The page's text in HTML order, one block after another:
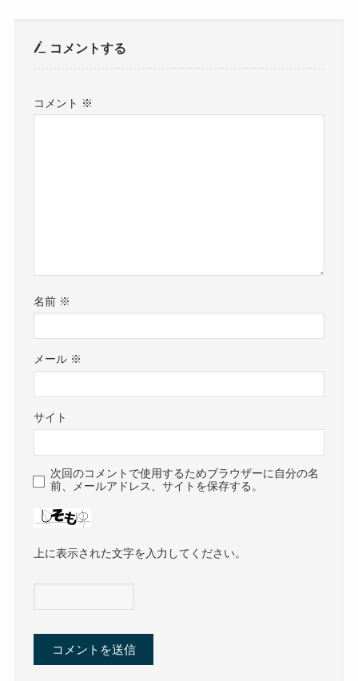
コメントする
コメント ※
名前 ※
メール ※
サイト
次回のコメントで使用するためブラウザーに自分の名
前、メールアドレス、サイトを保存する。
上に表示された文字を入力してください。